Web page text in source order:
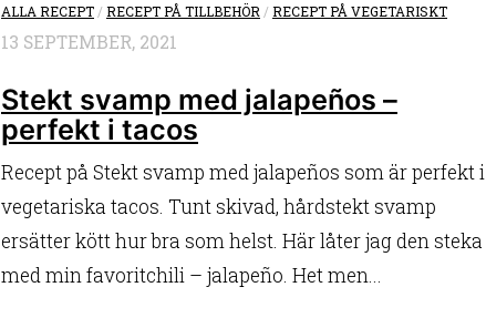
ALLA RECEPT /RECEPT PÅ TILLBEHÖR /RECEPT PÅ VEGETARISKT
13 SEPTEMBER, 2021
Stekt svamp med jalapeños –
perfekt i tacos
Recept på Stekt svamp med jalapeños som är perfekt i
vegetariska tacos. Tunt skivad, hårdstekt svamp
ersätter kött hur bra som helst. Här låter jag den steka
med min favoritchili – jalapeño. Het men...